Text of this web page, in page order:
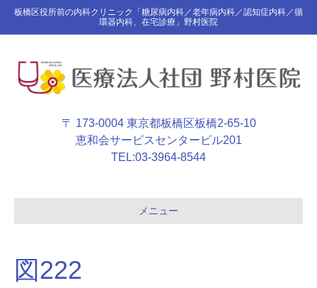
板橋区役所前の内科クリニック「糖尿病内科／老年病内科／認知症内科／循
環器内科、在宅診療」野村医院
〒 173-0004 東京都板橋区板橋2-65-10
恵和会サービスセンタービル201
TEL:03-3964-8544
メニュー
図222